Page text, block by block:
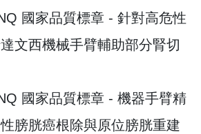
國家品質標章 - 針對高危性
文西機械手臂輔助部分腎切
國家品質標章 - 機器手臂精
膀胱癌根除與原位膀胱重建